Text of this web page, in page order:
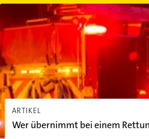
ARTIKEL
Wer übernimmt bei einem
Wer übernimmt bei einem